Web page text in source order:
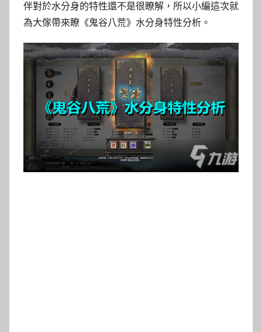
伴對於水分身的特性還不是很瞭解，所以小編這次就
為大傢帶來瞭《鬼谷八荒》水分身特性分析。